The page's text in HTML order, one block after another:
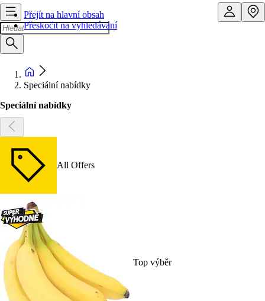
Přejít na hlavní obsah
Přeskočit na vyhledávání
Speciální nabídky
Speciální nabídky
All Offers
Top výběr